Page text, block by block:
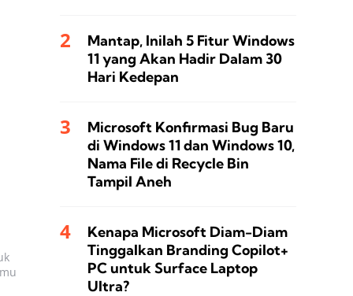
Mantap, Inilah 5 Fitur Windows
11 yang Akan Hadir Dalam 30
Hari Kedepan
Microsoft Konfirmasi Bug Baru
di Windows 11 dan Windows 10,
Nama File di Recycle Bin
Tampil Aneh
Kenapa Microsoft Diam-Diam
Tinggalkan Branding Copilot+
PC untuk Surface Laptop
Ultra?